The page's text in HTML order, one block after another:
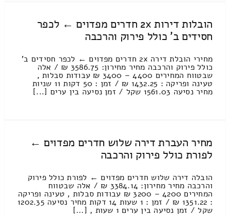
הובלות דירות 2x חדרים מפדוים ← לכפר
חסידים ב' כולל פירוק והרכבה
מחירי הובלת דירה 2x חדרים מפדוים ← לכפר חסידים ב'
כולל פירוק והרכבה מחיר מחירון: 3586.75 ₪ / אלה
שבטווח המחירים 4400 – 3400 ₪ עבודות סבלות ,
טעינה ופריקה : 1432.25 ₪ / זמן : 50 דקות 11 שניות
מחיר נסיעה 1561.03 שקל / זמן נסיעה בין ערים [...]
מחיר העברת דירה שלוש חדרים מפדוים ←
לפורת כולל פירוק והרכבה
הובלה דירה שלוש חדרים מפדוים ← לפורת כולל פירוק
והרכבה מחיר מחירון: 3384.14 ₪ / אלה שבטווח
המחירים 4200 – 3200 ₪ עבודות סבלות , טעינה ופריקה
: 1351.22 ₪ / זמן : 1 שעות 14 דקות מחיר נסיעה 1202.35
שקל / זמן נסיעה בין ערים 1 שעות , [...]